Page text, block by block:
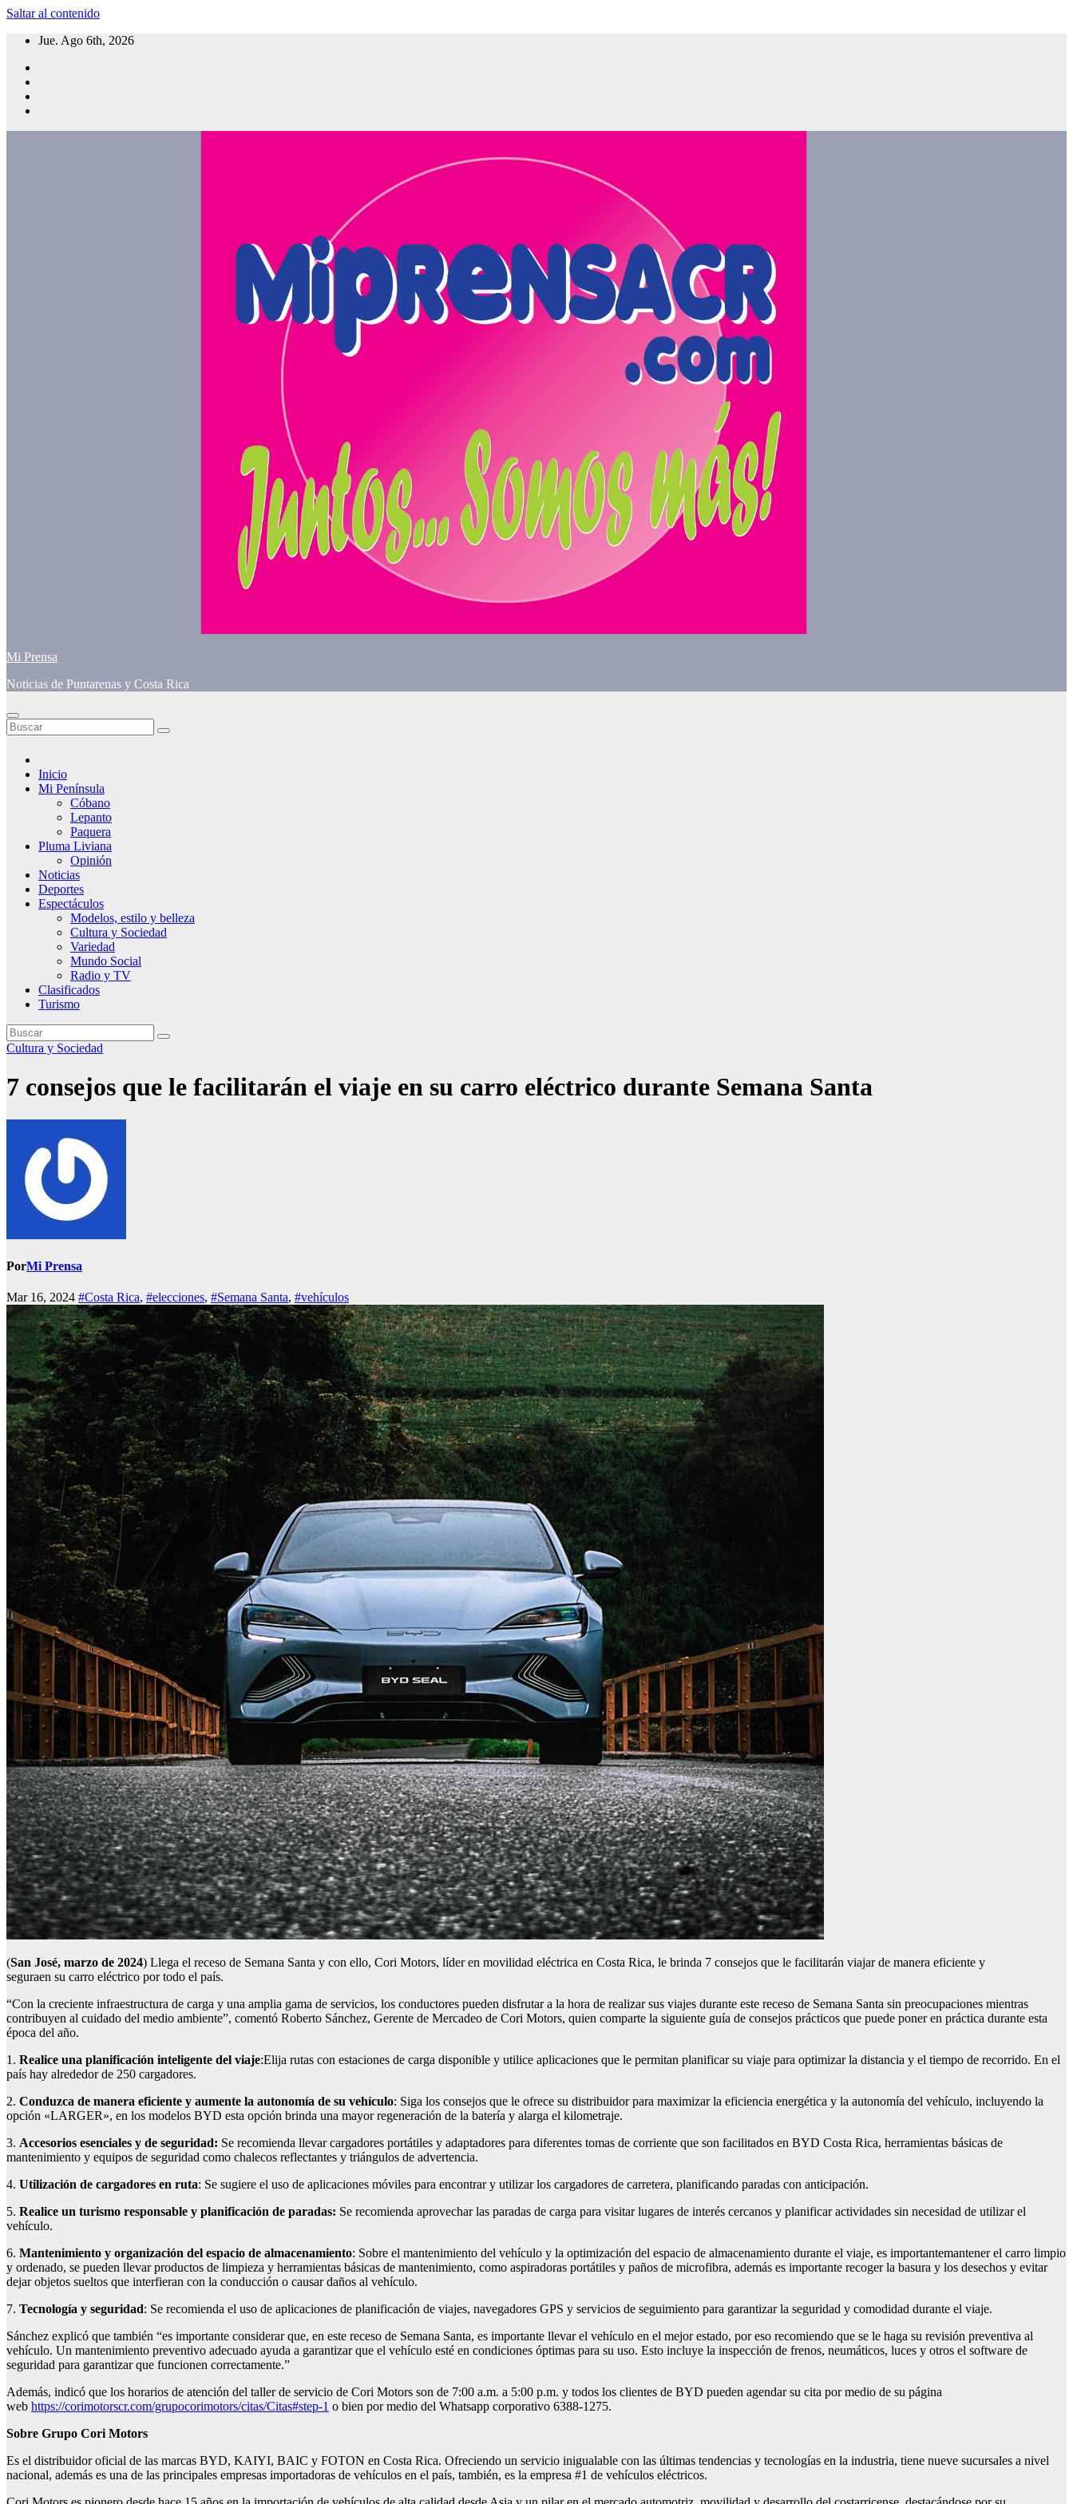
Saltar al contenido
Jue. Ago 6th, 2026
Mi Prensa
Noticias de Puntarenas y Costa Rica
Inicio
Mi Península
Cóbano
Lepanto
Paquera
Pluma Liviana
Opinión
Noticias
Deportes
Espectáculos
Modelos, estilo y belleza
Cultura y Sociedad
Variedad
Mundo Social
Radio y TV
Clasificados
Turismo
Cultura y Sociedad
7 consejos que le facilitarán el viaje en su carro eléctrico durante Semana Santa
PorMi Prensa
Mar 16, 2024 #Costa Rica, #elecciones, #Semana Santa, #vehículos
(San José, marzo de 2024) Llega el receso de Semana Santa y con ello, Cori Motors, líder en movilidad eléctrica en Costa Rica, le brinda 7 consejos que le facilitarán viajar de manera eficiente y
seguraen su carro eléctrico por todo el país.
“Con la creciente infraestructura de carga y una amplia gama de servicios, los conductores pueden disfrutar a la hora de realizar sus viajes durante este receso de Semana Santa sin preocupaciones mientras
contribuyen al cuidado del medio ambiente”, comentó Roberto Sánchez, Gerente de Mercadeo de Cori Motors, quien comparte la siguiente guía de consejos prácticos que puede poner en práctica durante esta
época del año.
1. Realice una planificación inteligente del viaje:Elija rutas con estaciones de carga disponible y utilice aplicaciones que le permitan planificar su viaje para optimizar la distancia y el tiempo de recorrido. En el
país hay alrededor de 250 cargadores.
2. Conduzca de manera eficiente y aumente la autonomía de su vehículo: Siga los consejos que le ofrece su distribuidor para maximizar la eficiencia energética y la autonomía del vehículo, incluyendo la
opción «LARGER», en los modelos BYD esta opción brinda una mayor regeneración de la batería y alarga el kilometraje.
3. Accesorios esenciales y de seguridad: Se recomienda llevar cargadores portátiles y adaptadores para diferentes tomas de corriente que son facilitados en BYD Costa Rica, herramientas básicas de
mantenimiento y equipos de seguridad como chalecos reflectantes y triángulos de advertencia.
4. Utilización de cargadores en ruta: Se sugiere el uso de aplicaciones móviles para encontrar y utilizar los cargadores de carretera, planificando paradas con anticipación.
5. Realice un turismo responsable y planificación de paradas: Se recomienda aprovechar las paradas de carga para visitar lugares de interés cercanos y planificar actividades sin necesidad de utilizar el
vehículo.
6. Mantenimiento y organización del espacio de almacenamiento: Sobre el mantenimiento del vehículo y la optimización del espacio de almacenamiento durante el viaje, es importantemantener el carro limpio
y ordenado, se pueden llevar productos de limpieza y herramientas básicas de mantenimiento, como aspiradoras portátiles y paños de microfibra, además es importante recoger la basura y los desechos y evitar
dejar objetos sueltos que interfieran con la conducción o causar daños al vehículo.
7. Tecnología y seguridad: Se recomienda el uso de aplicaciones de planificación de viajes, navegadores GPS y servicios de seguimiento para garantizar la seguridad y comodidad durante el viaje.
Sánchez explicó que también “es importante considerar que, en este receso de Semana Santa, es importante llevar el vehículo en el mejor estado, por eso recomiendo que se le haga su revisión preventiva al
vehículo. Un mantenimiento preventivo adecuado ayuda a garantizar que el vehículo esté en condiciones óptimas para su uso. Esto incluye la inspección de frenos, neumáticos, luces y otros el software de
seguridad para garantizar que funcionen correctamente.”
Además, indicó que los horarios de atención del taller de servicio de Cori Motors son de 7:00 a.m. a 5:00 p.m. y todos los clientes de BYD pueden agendar su cita por medio de su página
web https://corimotorscr.com/grupocorimotors/citas/Citas#step-1 o bien por medio del Whatsapp corporativo 6388-1275.
Sobre Grupo Cori Motors
Es el distribuidor oficial de las marcas BYD, KAIYI, BAIC y FOTON en Costa Rica. Ofreciendo un servicio inigualable con las últimas tendencias y tecnologías en la industria, tiene nueve sucursales a nivel
nacional, además es una de las principales empresas importadoras de vehículos en el país, también, es la empresa #1 de vehículos eléctricos.